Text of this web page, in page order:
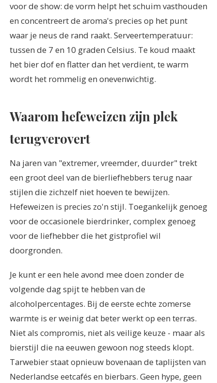
voor de show: de vorm helpt het schuim vasthouden
en concentreert de aroma's precies op het punt
waar je neus de rand raakt. Serveertemperatuur:
tussen de 7 en 10 graden Celsius. Te koud maakt
het bier dof en flatter dan het verdient, te warm
wordt het rommelig en onevenwichtig.
Waarom hefeweizen zijn plek
terugverovert
Na jaren van "extremer, vreemder, duurder" trekt
een groot deel van de bierliefhebbers terug naar
stijlen die zichzelf niet hoeven te bewijzen.
Hefeweizen is precies zo'n stijl. Toegankelijk genoeg
voor de occasionele bierdrinker, complex genoeg
voor de liefhebber die het gistprofiel wil
doorgronden.
Je kunt er een hele avond mee doen zonder de
volgende dag spijt te hebben van de
alcoholpercentages. Bij de eerste echte zomerse
warmte is er weinig dat beter werkt op een terras.
Niet als compromis, niet als veilige keuze - maar als
bierstijl die na eeuwen gewoon nog steeds klopt.
Tarwebier staat opnieuw bovenaan de taplijsten van
Nederlandse eetcafés en bierbars. Geen hype, geen